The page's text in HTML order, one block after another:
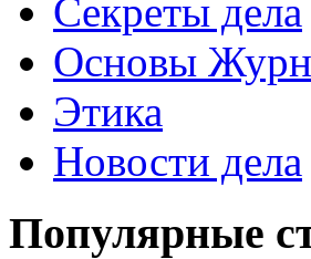
Секреты дела
Основы
Этика
Новости дела
Популярные